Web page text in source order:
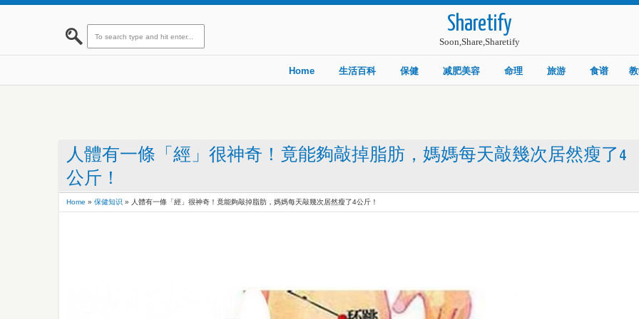
Sharetify
Soon,Share,Sharetify
Home 生活百科 保健 减肥美容 命理 旅游 食谱
人體有一條「經」很神奇！竟能夠敲掉脂肪，媽媽每天敲幾次居然瘦了4
公斤！
Home » 保健知识 » 人體有一條「經」很神奇！竟能夠敲掉脂肪，媽媽每天敲幾次居然瘦了4公斤！